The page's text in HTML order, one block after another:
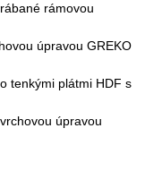
rámovou
úpravou GREKO
tenkými plátmi HDF s
úpravou